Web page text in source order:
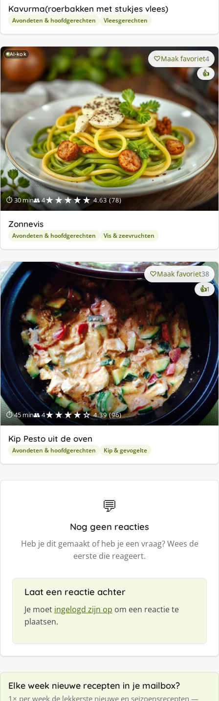
Kavurma(roerbakken met stukjes vlees)
Avondeten & hoofdgerechten Vleesgerechten
AI-kok
⏱ 30 min👥 4★★★★★ 4.63 (78)
Maak favoriet4
👍
Zonnevis
Avondeten & hoofdgerechten Vis & zeevruchten
⏱ 45 min👥 4★★★★☆ 4.39 (96)
Maak favoriet38
👍1
Kip Pesto uit de oven
Avondeten & hoofdgerechten Kip & gevogelte
💬
Nog geen reacties
Heb je dit gemaakt of heb je een vraag? Wees de
eerste die reageert.
Laat een reactie achter
Je moet ingelogd zijn op om een reactie te
plaatsen.
Elke week nieuwe recepten in je mailbox?
1× per week de lekkerste nieuwe en seizoensrecepten —